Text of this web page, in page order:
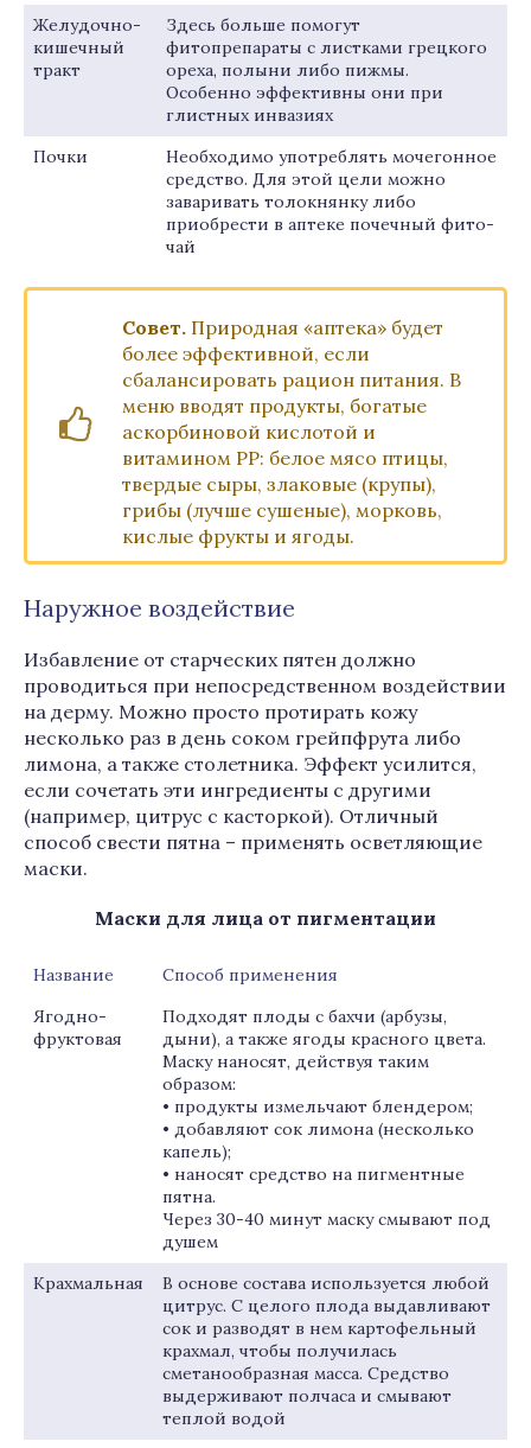
Желудочно-
кишечный
тракт
Здесь больше помогут
фитопрепараты с листками грецкого
ореха, полыни либо пижмы.
Особенно эффективны они при
глистных инвазиях
Почки
Необходимо употреблять мочегонное
средство. Для этой цели можно
заваривать толокнянку либо
приобрести в аптеке почечный фито-
чай
Совет. Природная «аптека» будет
более эффективной, если
сбалансировать рацион питания. В
меню вводят продукты, богатые
аскорбиновой кислотой и
витамином PP: белое мясо птицы,
твердые сыры, злаковые (крупы),
грибы (лучше сушеные), морковь,
кислые фрукты и ягоды.
Наружное воздействие
Избавление от старческих пятен должно
проводиться при непосредственном воздействии
на дерму. Можно просто протирать кожу
несколько раз в день соком грейпфрута либо
лимона, а также столетника. Эффект усилится,
если сочетать эти ингредиенты с другими
(например, цитрус с касторкой). Отличный
способ свести пятна – применять осветляющие
маски.
Маски для лица от пигментации
Название
Способ применения
Ягодно-
фруктовая
Подходят плоды с бахчи (арбузы,
дыни), а также ягоды красного цвета.
Маску наносят, действуя таким
образом:
• продукты измельчают блендером;
• добавляют сок лимона (несколько
капель);
• наносят средство на пигментные
пятна.
Через 30-40 минут маску смывают под
душем
Крахмальная
В основе состава используется любой
цитрус. С целого плода выдавливают
сок и разводят в нем картофельный
крахмал, чтобы получилась
сметанообразная масса. Средство
выдерживают полчаса и смывают
теплой водой